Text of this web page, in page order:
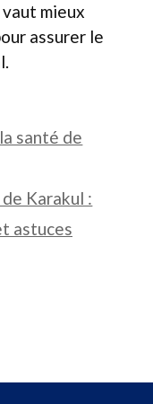
mieux
assurer le
santé de
Karakul :
astuces